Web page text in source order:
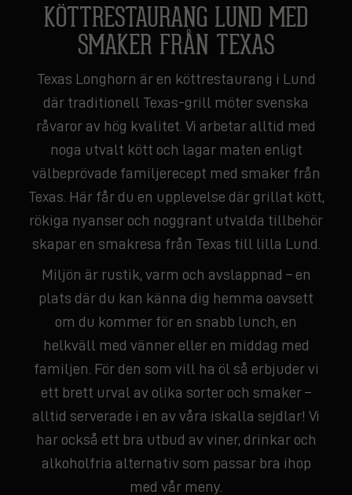
KÖTTRESTAURANG LUND MED
SMAKER FRÅN TEXAS
Texas Longhorn är en köttrestaurang i Lund
där traditionell Texas-grill möter svenska
råvaror av hög kvalitet. Vi arbetar alltid med
noga utvalt kött och lagar maten enligt
välbeprövade familjerecept med smaker från
Texas. Här får du en upplevelse där grillat kött,
rökiga nyanser och noggrant utvalda tillbehör
skapar en smakresa från Texas till lilla Lund.
Miljön är rustik, varm och avslappnad – en
plats där du kan känna dig hemma oavsett
om du kommer för en snabb lunch, en
helkväll med vänner eller en middag med
familjen. För den som vill ha öl så erbjuder vi
ett brett urval av olika sorter och smaker –
alltid serverade i en av våra iskalla sejdlar! Vi
har också ett bra utbud av viner, drinkar och
alkoholfria alternativ som passar bra ihop
med vår meny.